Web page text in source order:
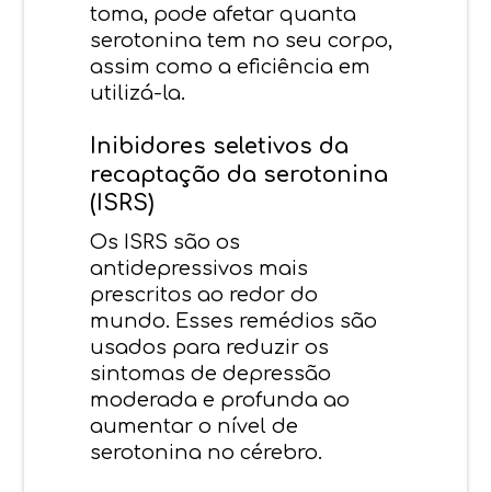
toma, pode afetar quanta
serotonina tem no seu corpo,
assim como a eficiência em
utilizá-la.
Inibidores seletivos da
recaptação da serotonina
(ISRS)
Os ISRS são os
antidepressivos mais
prescritos ao redor do
mundo. Esses remédios são
usados para reduzir os
sintomas de depressão
moderada e profunda ao
aumentar o nível de
serotonina no cérebro.